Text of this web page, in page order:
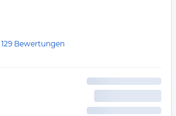
129 Bewertungen